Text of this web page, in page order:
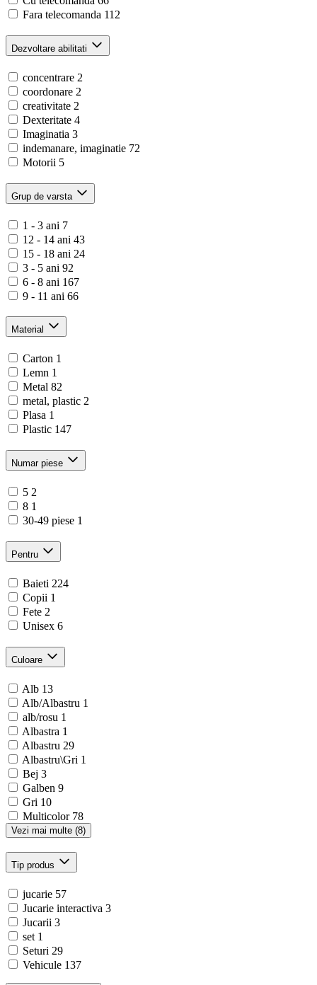
Fara telecomanda 112
Dezvoltare abilitati
concentrare 2
coordonare 2
creativitate 2
Dexteritate 4
Imaginatia 3
indemanare, imaginatie 72
Motorii 5
Grup de varsta
1 - 3 ani 7
12 - 14 ani 43
15 - 18 ani 24
3 - 5 ani 92
6 - 8 ani 167
9 - 11 ani 66
Material
Carton 1
Lemn 1
Metal 82
metal, plastic 2
Plasa 1
Plastic 147
Numar piese
5 2
8 1
30-49 piese 1
Pentru
Baieti 224
Copii 1
Fete 2
Unisex 6
Culoare
Alb 13
Alb/Albastru 1
alb/rosu 1
Albastra 1
Albastru 29
Albastru\Gri 1
Bej 3
Galben 9
Gri 10
Multicolor 78
Vezi mai multe (8)
Tip produs
jucarie 57
Jucarie interactiva 3
Jucarii 3
set 1
Seturi 29
Vehicule 137